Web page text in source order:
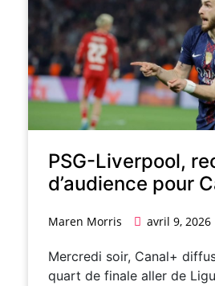
PSG-Liverpool,
d’audience pour
Maren Morris avril 9, 2026
Mercredi soir, Canal+
quart de finale aller de